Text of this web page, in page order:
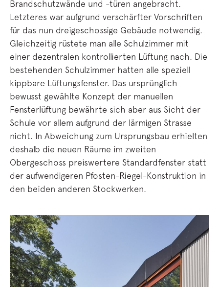
Brandschutzwände und -türen angebracht.
Letzteres war aufgrund verschärfter Vorschriften
für das nun dreigeschossige Gebäude notwendig.
Gleichzeitig rüstete man alle Schulzimmer mit
einer dezentralen kontrollierten Lüftung nach. Die
bestehenden Schulzimmer hatten alle speziell
kippbare Lüftungsfenster. Das ursprünglich
bewusst gewählte Konzept der manuellen
Fensterlüftung bewährte sich aber aus Sicht der
Schule vor allem aufgrund der lärmigen Strasse
nicht. In Abweichung zum Ursprungsbau erhielten
deshalb die neuen Räume im zweiten
Obergeschoss preiswertere Standardfenster statt
der aufwendigeren Pfosten-Riegel-Konstruktion in
den beiden anderen Stockwerken.